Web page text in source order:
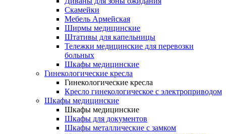
Скамейки
Мебель Армейская
Ширмы медицинские
Штативы для капельницы
Тележки медицинские для перевозки
больных
Шкафы медицинские
Гинекологические кресла
Гинекологические кресла
Кресло гинекологическое с электроприводом
Шкафы медицинские
Шкафы медицинские
Шкафы для документов
Шкафы металлические с замком